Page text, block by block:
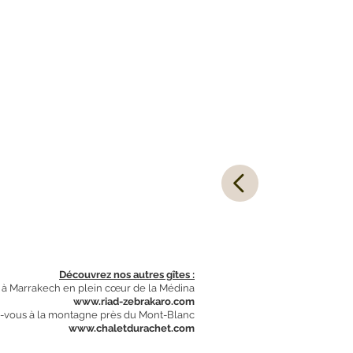
Découvrez nos autres gîtes :
à Marrakech en plein cœur de la Médina
www.riad-zebrakaro.com
vous à la montagne près du Mont-Blanc
www.chaletdurachet.com